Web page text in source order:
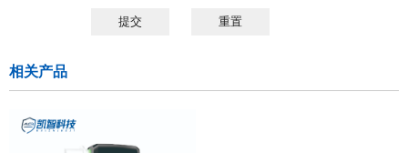
提交 重置
相关产品